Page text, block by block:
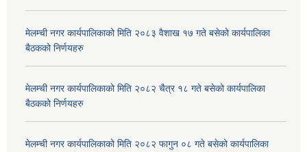
मेलम्ची नगर कार्यपालिकाको मिति २०८३ वैशाख १७ गते बसेको कार्यपालिका
बैठकको निर्णयहरु
मेलम्ची नगर कार्यपालिकाको मिति २०८२ चैत्र १८ गते बसेको कार्यपालिका
बैठकको निर्णयहरु
मेलम्ची नगर कार्यपालिकाको मिति २०८२ फागुन ०८ गते बसेको कार्यपालिका